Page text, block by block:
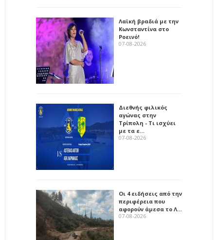
Λαϊκή βραδιά με την
Κωνσταντίνα στο
Ροεινό!
07-08-2026
Διεθνής φιλικός
αγώνας στην
Τρίπολη - Τι ισχύει
με τα ε…
07-08-2026
Οι 4 ειδήσεις από την
περιφέρεια που
αφορούν άμεσα το Λ…
07-08-2026